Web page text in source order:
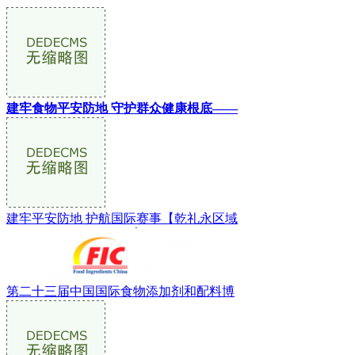
建牢食物平安防地 守护群众健康根底——
建牢平安防地 护航国际赛事【乾礼永区域
第二十三届中国国际食物添加剂和配料博